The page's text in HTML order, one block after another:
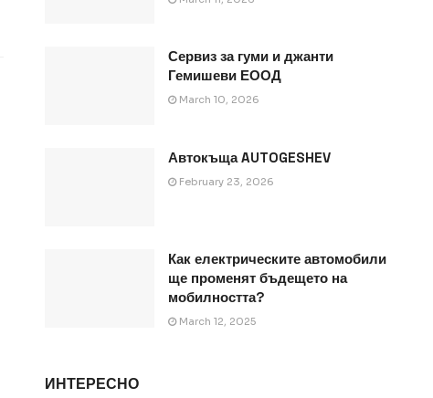
Сервиз за гуми и джанти
Гемишеви ЕООД
March 10, 2026
Автокъща AUTOGESHEV
February 23, 2026
Как електрическите автомобили
ще променят бъдещето на
мобилността?
March 12, 2025
ИНТЕРЕСНО